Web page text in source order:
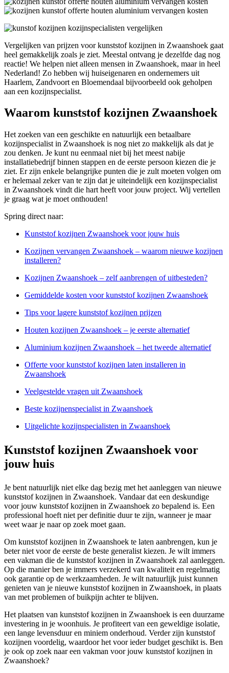
Vergelijken van prijzen voor kunststof kozijnen in Zwaanshoek gaat
heel gemakkelijk zoals je ziet. Meestal ontvang je dezelfde dag nog
reactie! We helpen niet alleen mensen in Zwaanshoek, maar in heel
Nederland! Zo hebben wij huiseigenaren en ondernemers uit
Haarlem, Zandvoort en Bloemendaal bijvoorbeeld ook geholpen
aan een kozijnspecialist.
Waarom kunststof kozijnen Zwaanshoek
Het zoeken van een geschikte en natuurlijk een betaalbare
kozijnspecialist in Zwaanshoek is nog niet zo makkelijk als dat je
zou denken. Je kunt nu eenmaal niet bij het meest nabije
installatiebedrijf binnen stappen en de eerste persoon kiezen die je
ziet. Er zijn enkele belangrijke punten die je zult moeten volgen om
er helemaal zeker van te zijn dat je uiteindelijk een kozijnspecialist
in Zwaanshoek vindt die hart heeft voor jouw project. Wij vertellen
je graag wat je moet onthouden!
Spring direct naar:
Kunststof kozijnen Zwaanshoek voor jouw huis
Kozijnen vervangen Zwaanshoek – waarom nieuwe kozijnen
installeren?
Kozijnen Zwaanshoek – zelf aanbrengen of uitbesteden?
Gemiddelde kosten voor kunststof kozijnen Zwaanshoek
Tips voor lagere kunststof kozijnen prijzen
Houten kozijnen Zwaanshoek – je eerste alternatief
Aluminium kozijnen Zwaanshoek – het tweede alternatief
Offerte voor kunststof kozijnen laten installeren in
Zwaanshoek
Veelgestelde vragen uit Zwaanshoek
Beste kozijnenspecialist in Zwaanshoek
Uitgelichte kozijnspecialisten in Zwaanshoek
Kunststof kozijnen Zwaanshoek voor
jouw huis
Je bent natuurlijk niet elke dag bezig met het aanleggen van nieuwe
kunststof kozijnen in Zwaanshoek. Vandaar dat een deskundige
voor jouw kunststof kozijnen in Zwaanshoek zo bepalend is. Een
professional hoeft niet per definitie duur te zijn, wanneer je maar
weet waar je naar op zoek moet gaan.
Om kunststof kozijnen in Zwaanshoek te laten aanbrengen, kun je
beter niet voor de eerste de beste generalist kiezen. Je wilt immers
een vakman die de kunststof kozijnen in Zwaanshoek zal aanleggen.
Op die manier ben je immers verzekerd van kwaliteit en regelmatig
ook garantie op de werkzaamheden. Je wilt natuurlijk juist kunnen
genieten van je nieuwe kunststof kozijnen in Zwaanshoek, in plaats
van met problemen of buikpijn achter te blijven.
Het plaatsen van kunststof kozijnen in Zwaanshoek is een duurzame
investering in je woonhuis. Je profiteert van een geweldige isolatie,
een lange levensduur en miniem onderhoud. Verder zijn kunststof
kozijnen voordelig, waardoor het voor ieder budget geschikt is. Ben
je ook op zoek naar een vakman voor jouw kunststof kozijnen in
Zwaanshoek?